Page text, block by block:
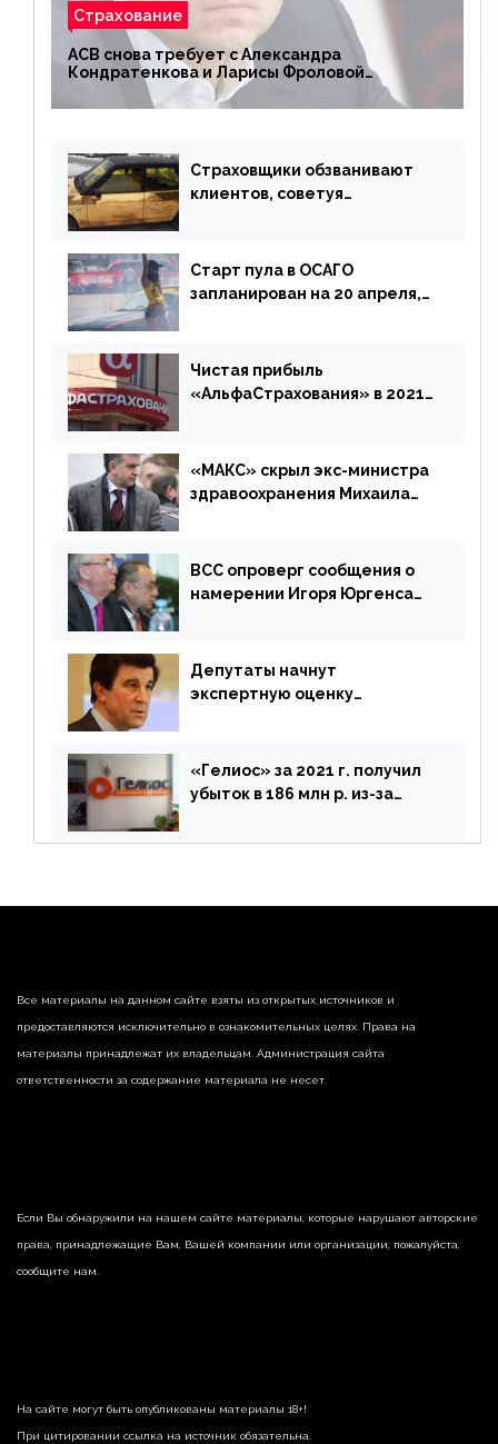
Страхование
АСВ снова требует с Александра
Кондратенкова и Ларисы Фроловой
возмещения убытков на 1,5 млрд р.
Страховщики обзванивают
клиентов, советуя
Старт пула в ОСАГО
запланирован на 20 апреля,
дублировать [дополнено]
Чистая прибыль
«АльфаСтрахования» в 2021
«МАКС» скрыл экс-министра
здравоохранения Михаила
ВСС опроверг сообщения о
намерении Игоря Юргенса
Депутаты начнут
экспертную оценку
«Гелиос» за 2021 г. получил
убыток в 186 млн р. из-за
реализации недвижимости
Все материалы на данном сайте взяты из открытых источников и
предоставляются исключительно в ознакомительных целях. Права на
материалы принадлежат их владельцам. Администрация сайта
ответственности за содержание материала не несет.
Если Вы обнаружили на нашем сайте материалы, которые нарушают авторские
права, принадлежащие Вам, Вашей компании или организации, пожалуйста,
сообщите нам.
На сайте могут быть опубликованы материалы 18+!
При цитировании ссылка на источник обязательна.